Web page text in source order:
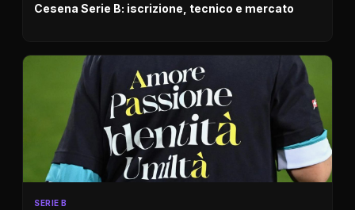
Cesena Serie B: iscrizione, tecnico e mercato
SERIE B